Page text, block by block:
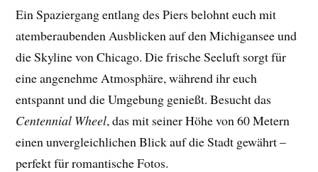
Ein Spaziergang entlang des Piers belohnt euch mit
atemberaubenden Ausblicken auf den Michigansee und
die Skyline von Chicago. Die frische Seeluft sorgt für
eine angenehme Atmosphäre, während ihr euch
entspannt und die Umgebung genießt. Besucht das
Centennial Wheel, das mit seiner Höhe von 60 Metern
einen unvergleichlichen Blick auf die Stadt gewährt –
perfekt für romantische Fotos.